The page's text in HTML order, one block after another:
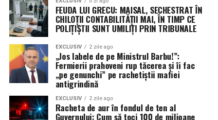
securitate până la finalul anului 2027, garantând o
investiție durabilă în liniștea publică de la granițele
Uniunii Europene. (Paul D.).
FEUDA LUI GRECU: MAISAL, SECHESTRAT ÎN
CHILOȚII CONTABILITĂȚII MAI, ÎN TIMP CE
POLIȚIȘTII SUNT UMILIȚI PRIN TRIBUNALE
EXCLUSIV 2 zile ago
„Jos labele de pe Ministrul Barbu!”:
Fermierii prahoveni rup tăcerea și îi fac
„pe genunchi” pe rachetiștii mafiei
antigrindină
EXCLUSIV 2 zile ago
Racheta de aur în fondul de ten al
Guvernului: Cum să toci 100 de milioane